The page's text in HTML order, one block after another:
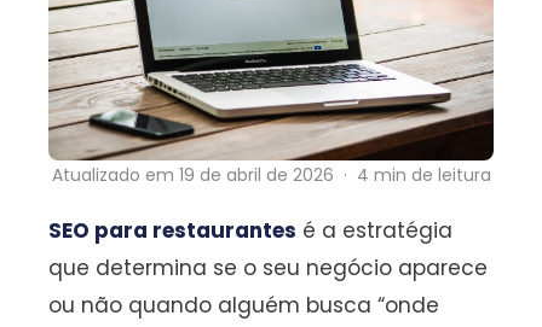
Atualizado em 19 de abril de 2026 · 4 min de leitura
SEO para restaurantes é a estratégia
que determina se o seu negócio aparece
ou não quando alguém busca “onde